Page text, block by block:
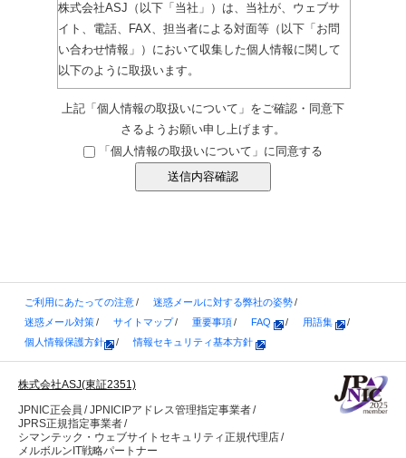
株式会社ASJ（以下「当社」）は、当社が、ウェブサ
イト、電話、FAX、担当者による対面等（以下「お問
い合わせ情報」）において収集した個人情報に関して
以下のように取扱います。
事業者の氏名
株式会社ASJ
個人情報保護管理者
株式会社ASJ 取締役 DX・セキュリティ推進
目的の達成に必要な範囲内において個人情報を
利用する場合がございます。当該利用目的の範
とはございません。
(1) お問い合わせに関する対応を行うため
(2) 資料請求への対応等、当社（当社関連会社・
提携先を含みます。）の各種サービス等のご案
上記「個人情報の取扱いについて」をご確認・同意下
さるようお願い申し上げます。
「個人情報の取扱いについて」に同意する
ご利用にあたっての注意
迷惑メールに対する弊社の姿勢
迷惑メール対策
サイトマップ 重要事項 FAQ
用語集
個人情報保護方針
情報セキュリティ基本方針
株式会社ASJ(東証2351)
JPNIC正会員
JPNICIPアドレス管理指定事業者
JPRS正規指定事業者
シマンテック・ウェブサイトセキュリティ正規代理店
メルボルンIT戦略パートナー